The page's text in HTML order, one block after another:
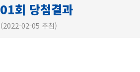
회 당첨결과
(2022-02-05 추첨)